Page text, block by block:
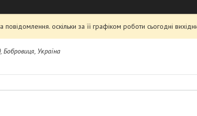
оскільки за її графіком роботи сьогодні
Бобровиця, Україна